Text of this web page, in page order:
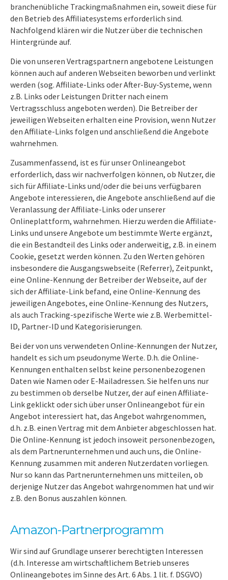
branchenübliche Trackingmaßnahmen ein, soweit diese für
den Betrieb des Affiliatesystems erforderlich sind.
Nachfolgend klären wir die Nutzer über die technischen
Hintergründe auf.
Die von unseren Vertragspartnern angebotene Leistungen
können auch auf anderen Webseiten beworben und verlinkt
werden (sog. Affiliate-Links oder After-Buy-Systeme, wenn
z.B. Links oder Leistungen Dritter nach einem
Vertragsschluss angeboten werden). Die Betreiber der
jeweiligen Webseiten erhalten eine Provision, wenn Nutzer
den Affiliate-Links folgen und anschließend die Angebote
wahrnehmen.
Zusammenfassend, ist es für unser Onlineangebot
erforderlich, dass wir nachverfolgen können, ob Nutzer, die
sich für Affiliate-Links und/oder die bei uns verfügbaren
Angebote interessieren, die Angebote anschließend auf die
Veranlassung der Affiliate-Links oder unserer
Onlineplattform, wahrnehmen. Hierzu werden die Affiliate-
Links und unsere Angebote um bestimmte Werte ergänzt,
die ein Bestandteil des Links oder anderweitig, z.B. in einem
Cookie, gesetzt werden können. Zu den Werten gehören
insbesondere die Ausgangswebseite (Referrer), Zeitpunkt,
eine Online-Kennung der Betreiber der Webseite, auf der
sich der Affiliate-Link befand, eine Online-Kennung des
jeweiligen Angebotes, eine Online-Kennung des Nutzers,
als auch Tracking-spezifische Werte wie z.B. Werbemittel-
ID, Partner-ID und Kategorisierungen.
Bei der von uns verwendeten Online-Kennungen der Nutzer,
handelt es sich um pseudonyme Werte. D.h. die Online-
Kennungen enthalten selbst keine personenbezogenen
Daten wie Namen oder E-Mailadressen. Sie helfen uns nur
zu bestimmen ob derselbe Nutzer, der auf einen Affiliate-
Link geklickt oder sich über unser Onlineangebot für ein
Angebot interessiert hat, das Angebot wahrgenommen,
d.h. z.B. einen Vertrag mit dem Anbieter abgeschlossen hat.
Die Online-Kennung ist jedoch insoweit personenbezogen,
als dem Partnerunternehmen und auch uns, die Online-
Kennung zusammen mit anderen Nutzerdaten vorliegen.
Nur so kann das Partnerunternehmen uns mitteilen, ob
derjenige Nutzer das Angebot wahrgenommen hat und wir
z.B. den Bonus auszahlen können.
Amazon-Partnerprogramm
Wir sind auf Grundlage unserer berechtigten Interessen
(d.h. Interesse am wirtschaftlichem Betrieb unseres
Onlineangebotes im Sinne des Art. 6 Abs. 1 lit. f. DSGVO)